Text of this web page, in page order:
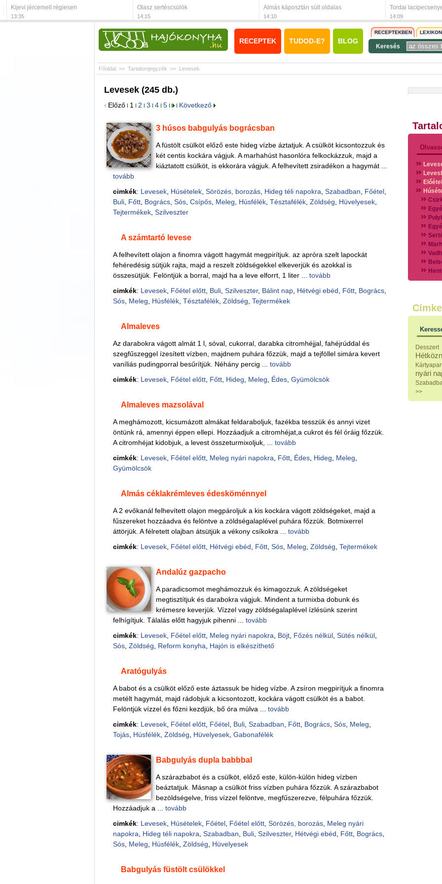
Kijevi jércemell régiesen
13:35
Olasz sertéscsülök
14:15
Almás káposztán sült oldalas
14:10
Tordai
14:09
RECEPTEK TUDOD-E? BLOG
RECEPTEKBEN
Keresés
Főoldal >> Tartalomjegyzék >> Levesek
Levesek (245 db.)
Előző 1 2 3 4 5 Következő
3 húsos babgulyás bográcsban
A füstölt csülköt előző este hideg vízbe áztatjuk. A csülköt kicsontozzuk és
két centis kockára vágjuk. A marhahúst hasonlóra felkockázzuk, majd a
kiáztatott csülköt, is ekkorára vágjuk. A felhevített zsiradékon a hagymát ...
tovább
cimkék: Levesek, Húsételek, Sörözés, borozás, Hideg téli napokra Szabadban Főétel,
Buli, Főtt, Bogrács, Sós, Csípős, Meleg Húsfélék, Tésztafélék, Zöldség Hüvelyesek,
Tejtermékek, Szilveszter
A számtartó levese
A felhevített olajon a finomra vágott hagymát megpirítjuk. az apróra szelt lapockát
fehéredésig sütjük rajta, majd a reszelt zöldségekkel elkeverjük és azokkal is
összesütjük. Felöntjük a borral, majd ha a leve elforrt, 1 liter ... tovább
cimkék: Levesek, Főétel előtt, Buli, Szilveszter, Bálint nap, Hétvégi ebéd Főtt, Bogrács,
Sós, Meleg Húsfélék, Tésztafélék, Zöldség Tejtermékek
Almaleves
Az darabokra vágott almát 1 l, sóval, cukorral, darabka citromhéjjal, fahéjrúddal és
szegfűszeggel ízesített vízben, majdnem puhára főzzük, majd a tejföllel simára kevert
vaníliás pudingporral besűrítjük. Néhány percig ... tovább
cimkék: Levesek, Főétel előtt, Főtt, Hideg Meleg Édes, Gyümölcsök
Almaleves mazsolával
A meghámozott, kicsumázott almákat feldaraboljuk, fazékba tesszük és annyi vizet
öntünk rá, amennyi éppen ellepi. Hozzáadjuk a citromhéjat,a cukrot és fél óráig főzzük.
A citromhéjat kidobjuk, a levest összeturmixoljuk, ... tovább
cimkék: Levesek, Főétel előtt, Meleg nyári napokra Főtt, Édes, Hideg Meleg
Gyümölcsök
Almás céklakrémleves édesköménnyel
A 2 evőkanál felhevített olajon megpároljuk a kis kockára vágott zöldségeket, majd a
fűszereket hozzáadva és felöntve a zöldségalaplével puhára főzzük. Botmixerrel
áttörjük. A félretett olajban átsütjük a vékony csíkokra ... tovább
cimkék: Levesek, Főétel előtt, Hétvégi ebéd Főtt, Sós, Meleg Zöldség Tejtermékek
Andalúz gazpacho
A paradicsomot meghámozzuk és kimagozzuk. A zöldségeket
megtisztítjuk és darabokra vágjuk. Mindent a turmixba dobunk és
krémesre keverjük. Vízzel vagy zöldségalaplével ízlésünk szerint
felhígítjuk. Tálalás előtt hagyjuk pihenni ... tovább
cimkék: Levesek, Főétel előtt, Meleg nyári napokra Böjt, Főzés nélkül, Sütés nélkül,
Sós, Zöldség Reform konyha Hajón is elkészíthető
Aratógulyás
A babot és a csülköt előző este áztassuk be hideg vízbe. A zsíron megpirítjuk a finomra
metélt hagymát, majd rádobjuk a kicsontozott, kockára vágott csülköt és a babot.
Felöntjük vízzel és főzni kezdjük, bő óra múlva ... tovább
cimkék: Levesek, Főétel előtt, Főétel, Buli, Szabadban Főtt, Bogrács, Sós, Meleg
Tojás, Húsfélék, Zöldség Hüvelyesek, Gabonafélék
Babgulyás dupla babbbal
A szárazbabot és a csülköt, előző este, külön-külön hideg vízben
beáztatjuk. Másnap a csülköt friss vízben puhára főzzük. A szárazbabot
bezöldségelve, friss vízzel felöntve, megfűszerezve, félpuhára főzzük.
Hozzáadjuk a ... tovább
cimkék: Levesek, Húsételek, Főétel, Főétel előtt, Sörözés, borozás, Meleg nyári
napokra
Hideg téli napokra Szabadban Buli, Szilveszter, Hétvégi ebéd Főtt, Bogrács,
Sós, Meleg Húsfélék, Zöldség Hüvelyesek
Babgulyás füstölt csülökkel
Halak
Főtt
Desszert
nyári
>>